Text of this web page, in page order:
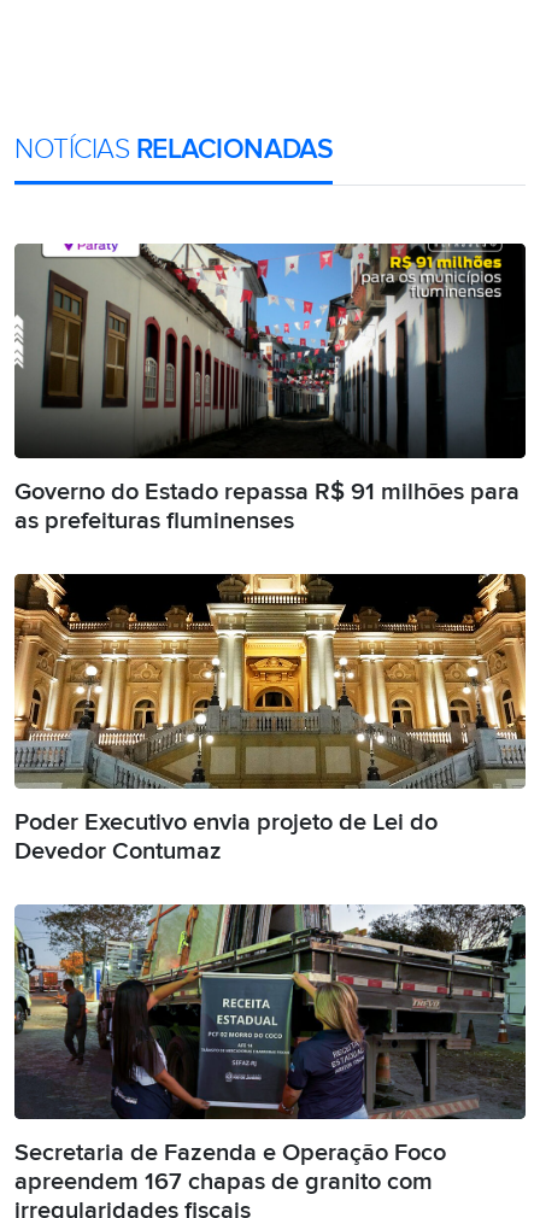
NOTÍCIAS RELACIONADAS
Governo do Estado repassa R$ 91 milhões para
as prefeituras fluminenses
Poder Executivo envia projeto de Lei do
Devedor Contumaz
Secretaria de Fazenda e Operação Foco
apreendem 167 chapas de granito com
irregularidades fiscais